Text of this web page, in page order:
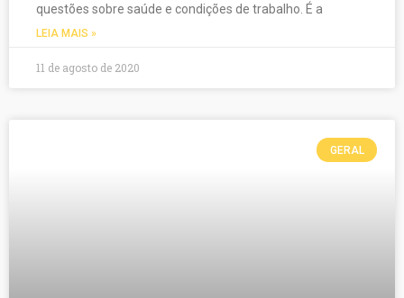
questões sobre saúde e condições de trabalho. É a
LEIA MAIS »
11 de agosto de 2020
GERAL